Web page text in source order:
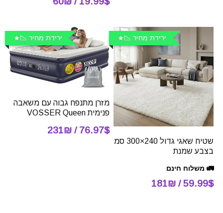
ירידת מחיר 📉
שטיח שאגי גדול 240×300 סמ
בצבע שמנת
🚛 משלוח חינם
59.99$ / 181₪
ירידת מחיר 📉
מזרן מתנפח גבוה עם משאבה
פנימית VOSSER Queen
76.97$ / 231₪